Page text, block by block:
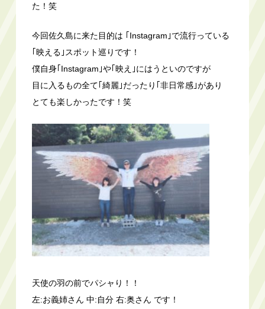
た！笑
今回佐久島に来た目的は ｢Instagram｣で流行っている
｢映える｣スポット巡りです！
僕自身｢Instagram｣や｢映え｣にはうといのですが
目に入るもの全て｢綺麗｣だったり｢非日常感｣があり
とても楽しかったです！笑
天使の羽の前でパシャり！！
左:お義姉さん 中:自分 右:奥さん です！